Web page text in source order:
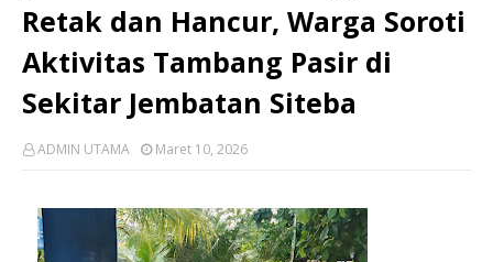
Retak dan Hancur, Warga Soroti
Aktivitas Tambang Pasir di
Sekitar Jembatan Siteba
ADMIN UTAMA Maret 10, 2026